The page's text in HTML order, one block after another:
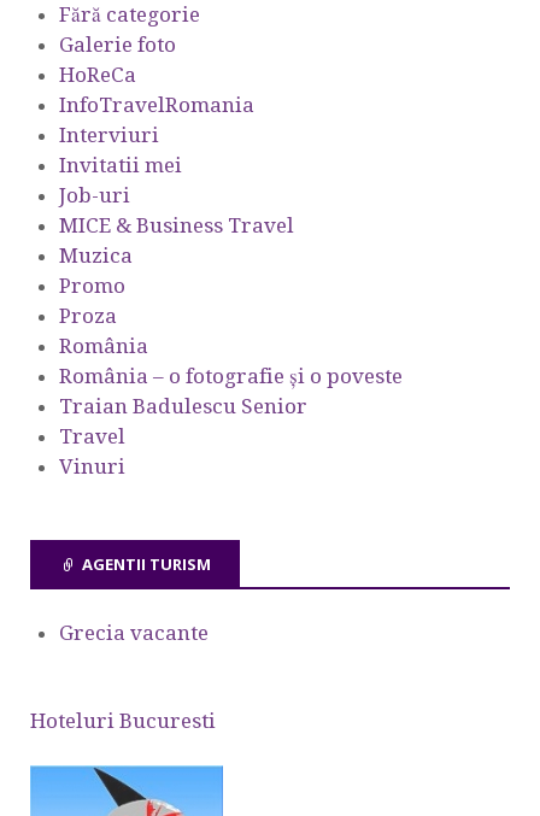
Fără categorie
Galerie foto
HoReCa
InfoTravelRomania
Interviuri
Invitatii mei
Job-uri
MICE & Business Travel
Muzica
Promo
Proza
România
România – o fotografie şi o poveste
Traian Badulescu Senior
Travel
Vinuri
AGENTII TURISM
Grecia vacante
Hoteluri Bucuresti